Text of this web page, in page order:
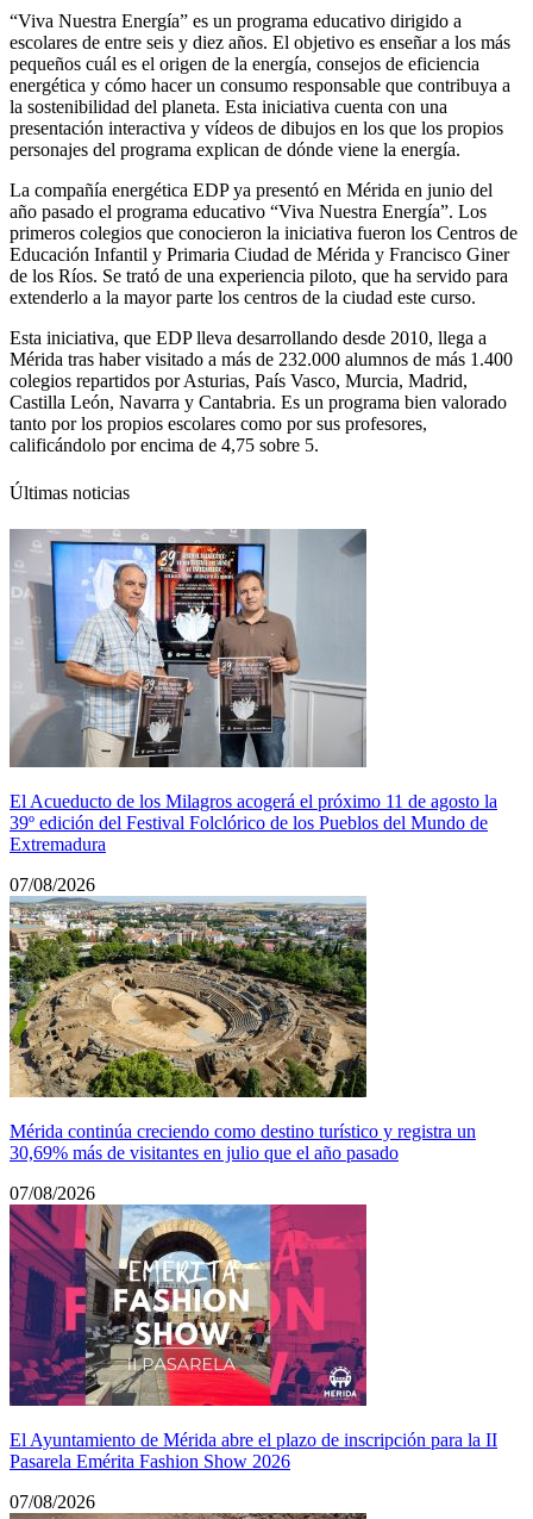
“Viva Nuestra Energía” es un programa educativo dirigido a
escolares de entre seis y diez años. El objetivo es enseñar a los más
pequeños cuál es el origen de la energía, consejos de eficiencia
energética y cómo hacer un consumo responsable que contribuya a
la sostenibilidad del planeta. Esta iniciativa cuenta con una
presentación interactiva y vídeos de dibujos en los que los propios
personajes del programa explican de dónde viene la energía.
La compañía energética EDP ya presentó en Mérida en junio del
año pasado el programa educativo “Viva Nuestra Energía”. Los
primeros colegios que conocieron la iniciativa fueron los Centros de
Educación Infantil y Primaria Ciudad de Mérida y Francisco Giner
de los Ríos. Se trató de una experiencia piloto, que ha servido para
extenderlo a la mayor parte los centros de la ciudad este curso.
Esta iniciativa, que EDP lleva desarrollando desde 2010, llega a
Mérida tras haber visitado a más de 232.000 alumnos de más 1.400
colegios repartidos por Asturias, País Vasco, Murcia, Madrid,
Castilla León, Navarra y Cantabria. Es un programa bien valorado
tanto por los propios escolares como por sus profesores,
calificándolo por encima de 4,75 sobre 5.
Últimas noticias
El Acueducto de los Milagros acogerá el próximo 11 de agosto la
39º edición del Festival Folclórico de los Pueblos del Mundo de
Extremadura
07/08/2026
Mérida continúa creciendo como destino turístico y registra un
30,69% más de visitantes en julio que el año pasado
07/08/2026
El Ayuntamiento de Mérida abre el plazo de inscripción para la II
Pasarela Emérita Fashion Show 2026
07/08/2026